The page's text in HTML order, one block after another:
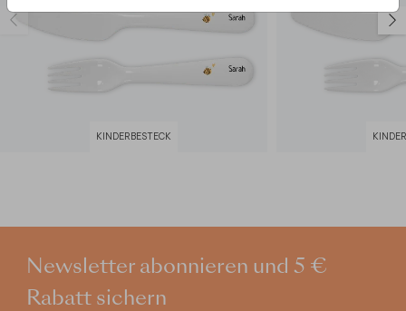
KINDERBESTECK
Newsletter abonnieren und 5 €
Rabatt sichern